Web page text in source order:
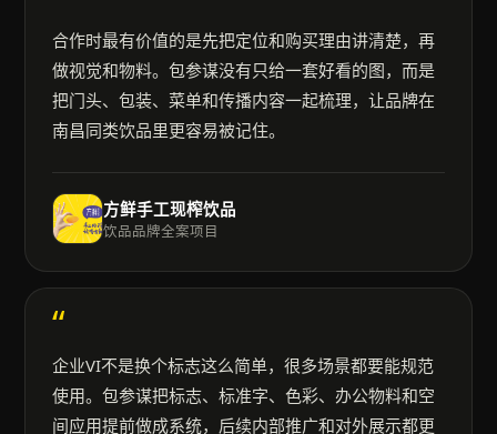
合作时最有价值的是先把定位和购买理由讲清楚，再
做视觉和物料。包参谋没有只给一套好看的图，而是
把门头、包装、菜单和传播内容一起梳理，让品牌在
南昌同类饮品里更容易被记住。
方鲜手工现榨饮品
饮品品牌全案项目
“
企业VI不是换个标志这么简单，很多场景都要能规范
使用。包参谋把标志、标准字、色彩、办公物料和空
间应用提前做成系统，后续内部推广和对外展示都更